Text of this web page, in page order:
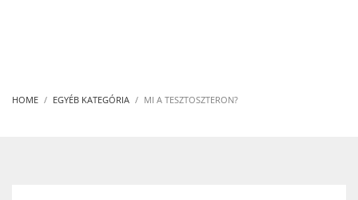
HOME EGYÉB KATEGÓRIA MI A TESZTOSZTERON?